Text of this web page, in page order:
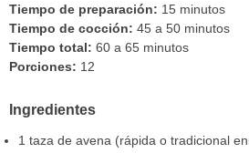
Tiempo de preparación: 15 minutos
Tiempo de cocción: 45 a 50 minutos
Tiempo total: 60 a 65 minutos
Porciones: 12
Ingredientes
1 taza de avena (rápida o tradicional